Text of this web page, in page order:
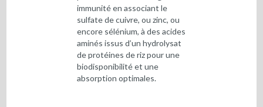
immunité en associant le
sulfate de cuivre, ou zinc, ou
encore sélénium, à des acides
aminés issus d’un hydrolysat
de protéines de riz pour une
biodisponibilité et une
absorption optimales.